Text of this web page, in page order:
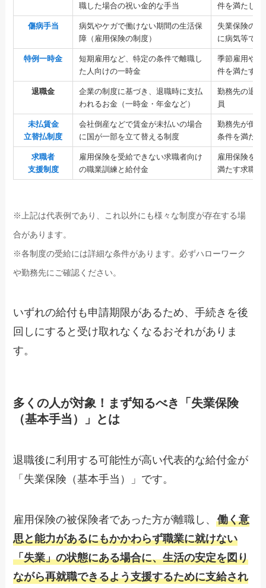
職した場合の祝い金的な手当
件を満たし
傷病手当
病気やケガで働けない期間の生活保
障（雇用保険の制度）
失業保険の
に病気等で
特例一時金
短期雇用など、特定の条件で離職し
た人向けの一時金
季節雇用や
件を満たす離
退職金
企業の制度に基づき、退職時に支払
われるお金（一時金・年金など）
勤務先の退
員
未払賃金
立替払制度
会社倒産などで賃金が未払いの場合
に国が一部を立て替える制度
勤務先が倒
条件を満たす
求職者
支援制度
雇用保険を受給できない求職者向け
の職業訓練と給付金
雇用保険を
満たす求職者
※上記は代表例であり、これ以外にも様々な制度が存在する場
合があります。
※各制度の受給には詳細な条件があります。必ずハローワーク
や勤務先にご確認ください。
いずれの給付も申請期限があるため、手続きを後
回しにすると受け取れなくなるおそれがありま
す。
多くの人が対象！まず知るべき「失業保険
（基本手当）」とは
退職後に利用する可能性が高い代表的な給付金が
「失業保険（基本手当）」です。
雇用保険の被保険者であった方が離職し、働く意
思と能力があるにもかかわらず職業に就けない
「失業」の状態にある場合に、生活の安定を図り
ながら再就職できるよう支援するために支給され